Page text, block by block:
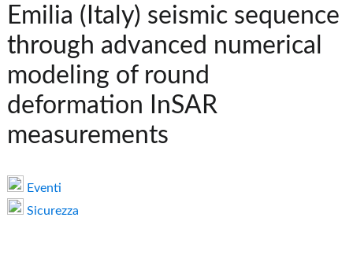
Emilia (Italy) seismic sequence
through advanced numerical
modeling of round
deformation InSAR
measurements
Eventi
Sicurezza